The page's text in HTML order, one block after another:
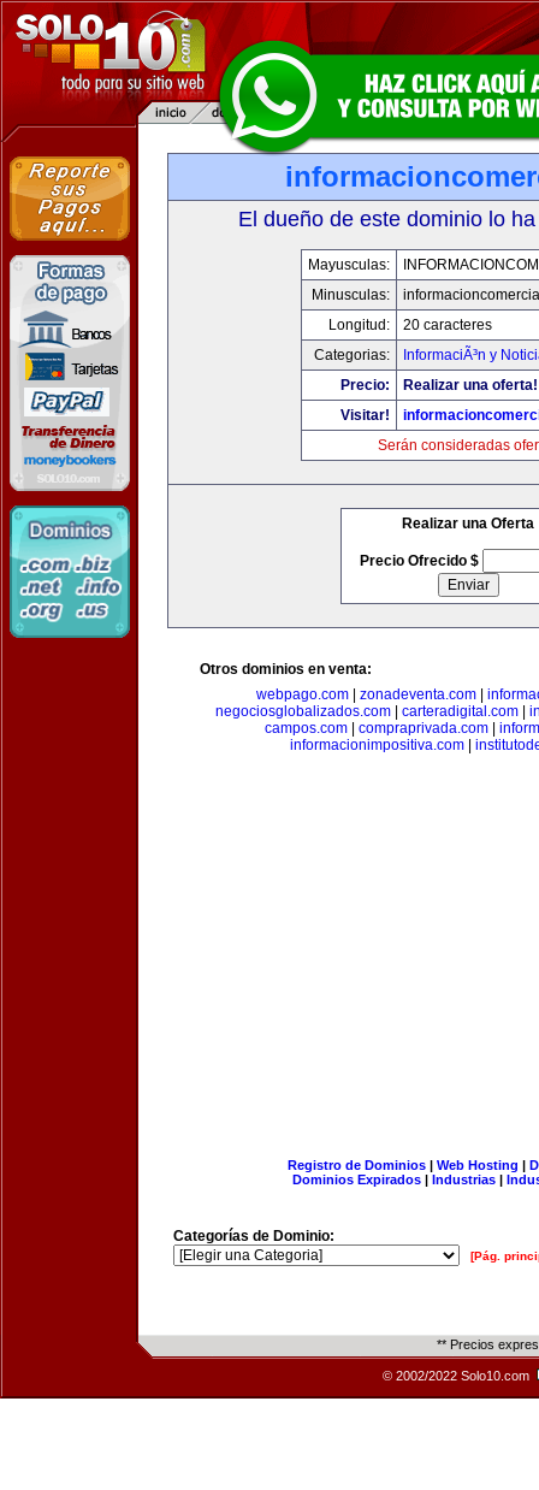
El dueño de este dominio lo
Mayusculas:
Minusculas:
Longitud:
20 caracteres
Categorias:
InformaciÃ³n y
Precio:
Realizar una oferta!
Visitar!
Serán consideradas
Realizar una Oferta
Precio Ofrecido $
Otros dominios en venta:
webpago.com
zonadeventa.com
negociosglobalizados.com
carteradigital.com
campos.com
compraprivada.com
informacionimpositiva.com
Registro de Dominios| Web Hosting |
Dominios Expirados | Industrias |
Categorías de Dominio:
[Pág.
** Precios
© 2002/2022 Solo10.com